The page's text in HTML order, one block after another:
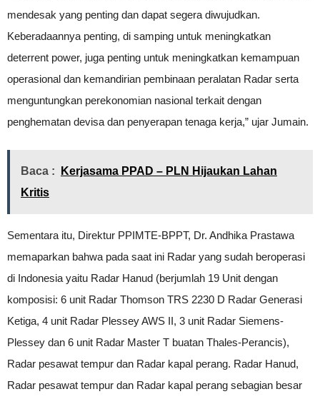
mendesak yang penting dan dapat segera diwujudkan.
Keberadaannya penting, di samping untuk meningkatkan
deterrent power, juga penting untuk meningkatkan kemampuan
operasional dan kemandirian pembinaan peralatan Radar serta
menguntungkan perekonomian nasional terkait dengan
penghematan devisa dan penyerapan tenaga kerja,” ujar Jumain.
Baca :
Kerjasama PPAD – PLN Hijaukan Lahan
Kritis
Sementara itu, Direktur PPIMTE-BPPT, Dr. Andhika Prastawa
memaparkan bahwa pada saat ini Radar yang sudah beroperasi
di Indonesia yaitu Radar Hanud (berjumlah 19 Unit dengan
komposisi: 6 unit Radar Thomson TRS 2230 D Radar Generasi
Ketiga, 4 unit Radar Plessey AWS II, 3 unit Radar Siemens-
Plessey dan 6 unit Radar Master T buatan Thales-Perancis),
Radar pesawat tempur dan Radar kapal perang. Radar Hanud,
Radar pesawat tempur dan Radar kapal perang sebagian besar